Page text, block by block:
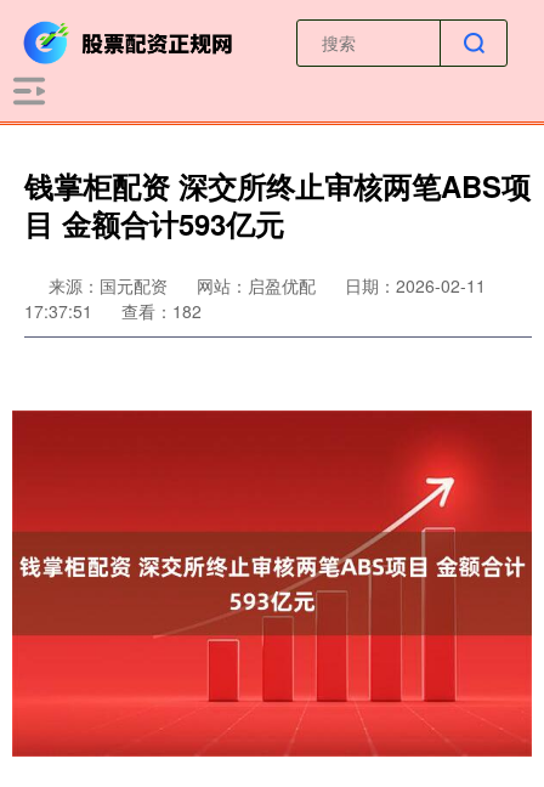
钱掌柜配资 深交所终止审核两笔ABS项
目 金额合计593亿元
来源：国元配资 网站：启盈优配
日期：2026-02-11
17:37:51
查看：182